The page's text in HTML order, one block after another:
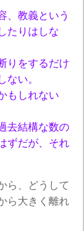
、教義という
たりはしな
りをするだけ
い。
もしれない
去結構な数の
ずだが、それ
ら、どうして
ら大きく離れ